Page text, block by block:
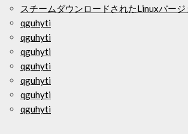
スチームダウンロードされたLinuxバージ
qguhyti
qguhyti
qguhyti
qguhyti
qguhyti
qguhyti
qguhyti